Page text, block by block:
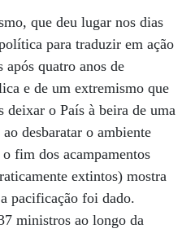
que deu lugar nos dias
para traduzir em ação
após quatro anos de
e de um extremismo que
deixar o País à beira de uma
desbaratar o ambiente
fim dos acampamentos
extintos) mostra
pacificação foi dado.
ministros ao longo da